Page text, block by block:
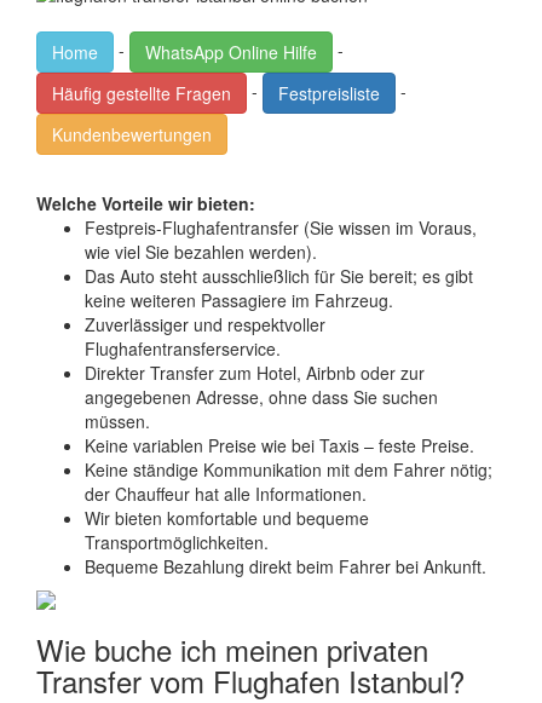
Home - WhatsApp Online Hilfe
-
Häufig gestellte Fragen
- Festpreisliste
-
Kundenbewertungen
Welche Vorteile wir bieten:
Festpreis-Flughafentransfer (Sie wissen im Voraus,
wie viel Sie bezahlen werden).
Das Auto steht ausschließlich für Sie bereit; es gibt
keine weiteren Passagiere im Fahrzeug.
Zuverlässiger und respektvoller
Flughafentransferservice.
Direkter Transfer zum Hotel, Airbnb oder zur
angegebenen Adresse, ohne dass Sie suchen
müssen.
Keine variablen Preise wie bei Taxis – feste Preise.
Keine ständige Kommunikation mit dem Fahrer nötig;
der Chauffeur hat alle Informationen.
Wir bieten komfortable und bequeme
Transportmöglichkeiten.
Bequeme Bezahlung direkt beim Fahrer bei Ankunft.
Wie buche ich meinen privaten
Transfer vom Flughafen Istanbul?